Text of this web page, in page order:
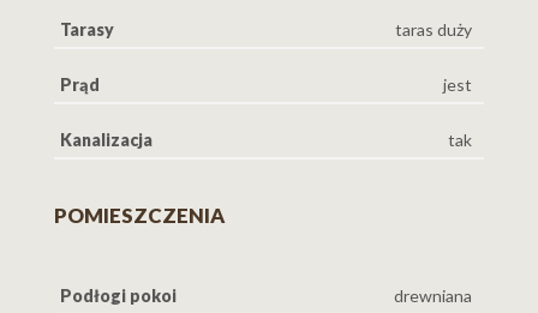
Tarasy taras duży
Prąd jest
Kanalizacja tak
POMIESZCZENIA
Podłogi pokoi drewniana